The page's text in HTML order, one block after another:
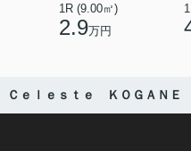
1R (9.00㎡)
2.9万円
Ｃｅｌｅｓｔｅ ＫＯＧＡＮＥ